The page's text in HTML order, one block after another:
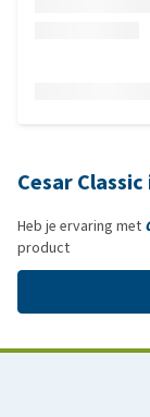
Cesar
Heb je ervaring met
product